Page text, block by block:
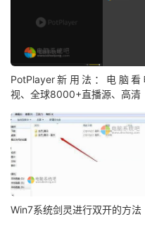
PotPlayer新用法：电脑看
视、全球8000+直播源、高清
Win7系统剑灵进行双开的方法